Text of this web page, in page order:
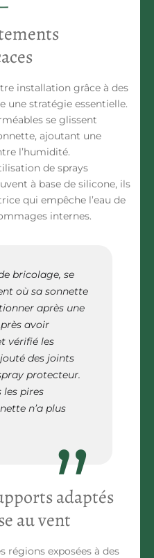
installation grâce à des
une stratégie essentielle.
se glissent
ajoutant une
l’humidité.
de sprays
à base de silicone, ils
qui empêche l’eau de
internes.
bricolage, se
où sa sonnette
après une
avoir
vérifié les
des joints
protecteur.
les pires
n’a plus
adaptés
au vent
régions exposées à des